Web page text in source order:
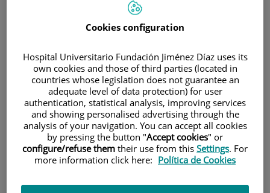
Teaching
Teléfono de atención al usuario
Cookies configuration
Hospital Universitario Fundación Jiménez Díaz uses its
own cookies and those of third parties (located in
countries whose legislation does not guarantee an
adequate level of data protection) for user
authentication, statistical analysis, improving services
and showing personalised advertising through the
analysis of your navigation. You can accept all cookies
by pressing the button "Accept cookies" or
configure/refuse them their use from this Settings. For
more information click here: Política de Cookies